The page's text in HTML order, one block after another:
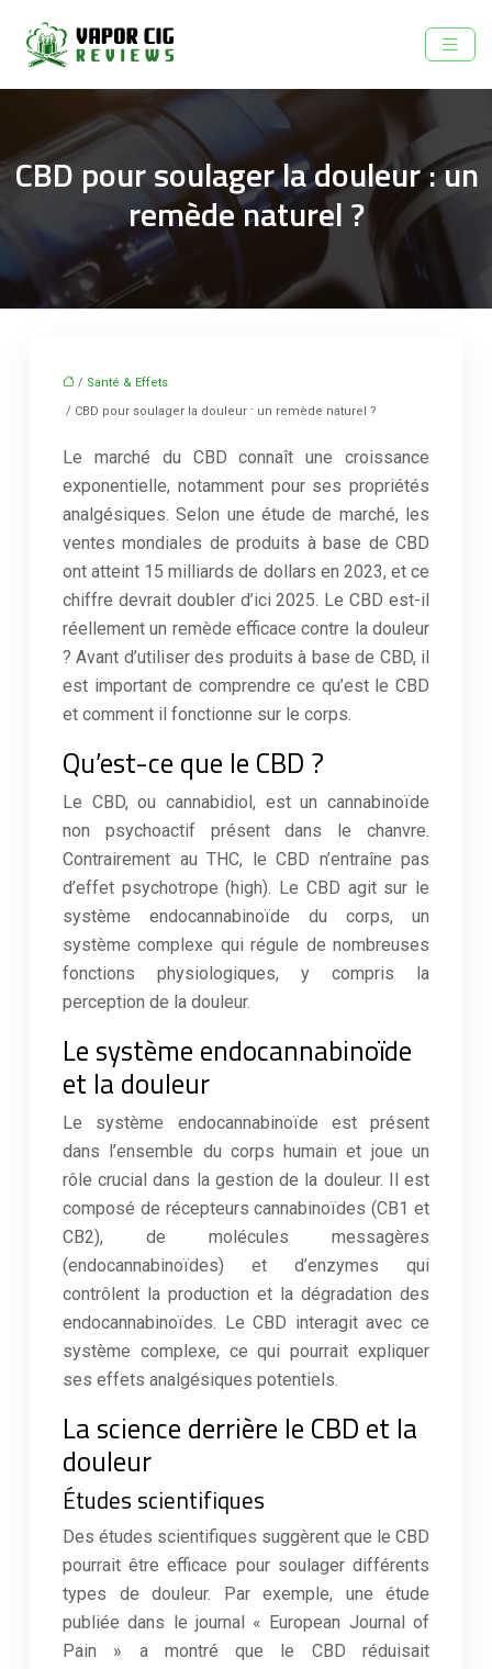
CBD pour soulager la douleur : un
remède naturel ?
/ Santé & Effets
/ CBD pour soulager la douleur : un remède naturel ?
Le marché du CBD connaît une croissance
exponentielle, notamment pour ses propriétés
analgésiques. Selon une étude de marché, les
ventes mondiales de produits à base de CBD
ont atteint 15 milliards de dollars en 2023, et ce
chiffre devrait doubler d’ici 2025. Le CBD est-il
réellement un remède efficace contre la douleur
? Avant d’utiliser des produits à base de CBD, il
est important de comprendre ce qu’est le CBD
et comment il fonctionne sur le corps.
Qu’est-ce que le CBD ?
Le CBD, ou cannabidiol, est un cannabinoïde
non psychoactif présent dans le chanvre.
Contrairement au THC, le CBD n’entraîne pas
d’effet psychotrope (high). Le CBD agit sur le
système endocannabinoïde du corps, un
système complexe qui régule de nombreuses
fonctions physiologiques, y compris la
perception de la douleur.
Le système endocannabinoïde
et la douleur
Le système endocannabinoïde est présent
dans l’ensemble du corps humain et joue un
rôle crucial dans la gestion de la douleur. Il est
composé de récepteurs cannabinoïdes (CB1 et
CB2), de molécules messagères
(endocannabinoïdes) et d’enzymes qui
contrôlent la production et la dégradation des
endocannabinoïdes. Le CBD interagit avec ce
système complexe, ce qui pourrait expliquer
ses effets analgésiques potentiels.
La science derrière le CBD et la
douleur
Études scientifiques
Des études scientifiques suggèrent que le CBD
pourrait être efficace pour soulager différents
types de douleur. Par exemple, une étude
publiée dans le journal « European Journal of
Pain » a montré que le CBD réduisait